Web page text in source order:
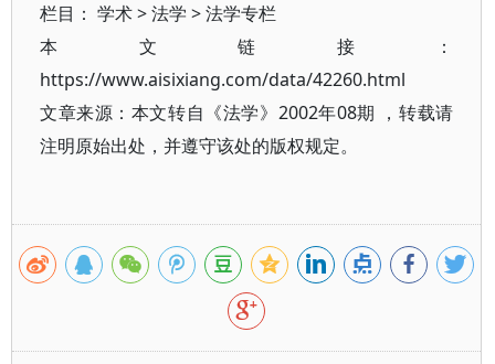
栏目： 学术>法学 >法学专栏
本文链接：
https://www.aisixiang.com/data/42260.html
文章来源：本文转自《法学》2002年08期 ，转载请
注明原始出处，并遵守该处的版权规定。